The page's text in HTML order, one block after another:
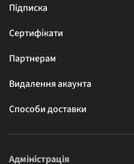
Підписка
Сертифікати
Партнерам
Видалення акаунта
Способи доставки
Адміністрація